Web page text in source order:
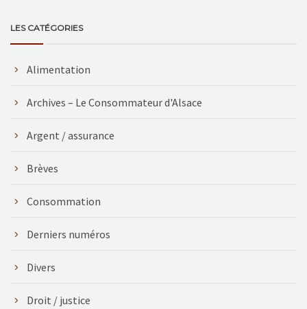
LES CATÉGORIES
Alimentation
Archives – Le Consommateur d'Alsace
Argent / assurance
Brèves
Consommation
Derniers numéros
Divers
Droit / justice